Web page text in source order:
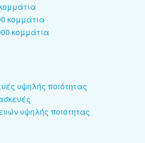
κομμάτια
κομμάτια
υψηλής ποιότητας
υψηλής ποιότητας